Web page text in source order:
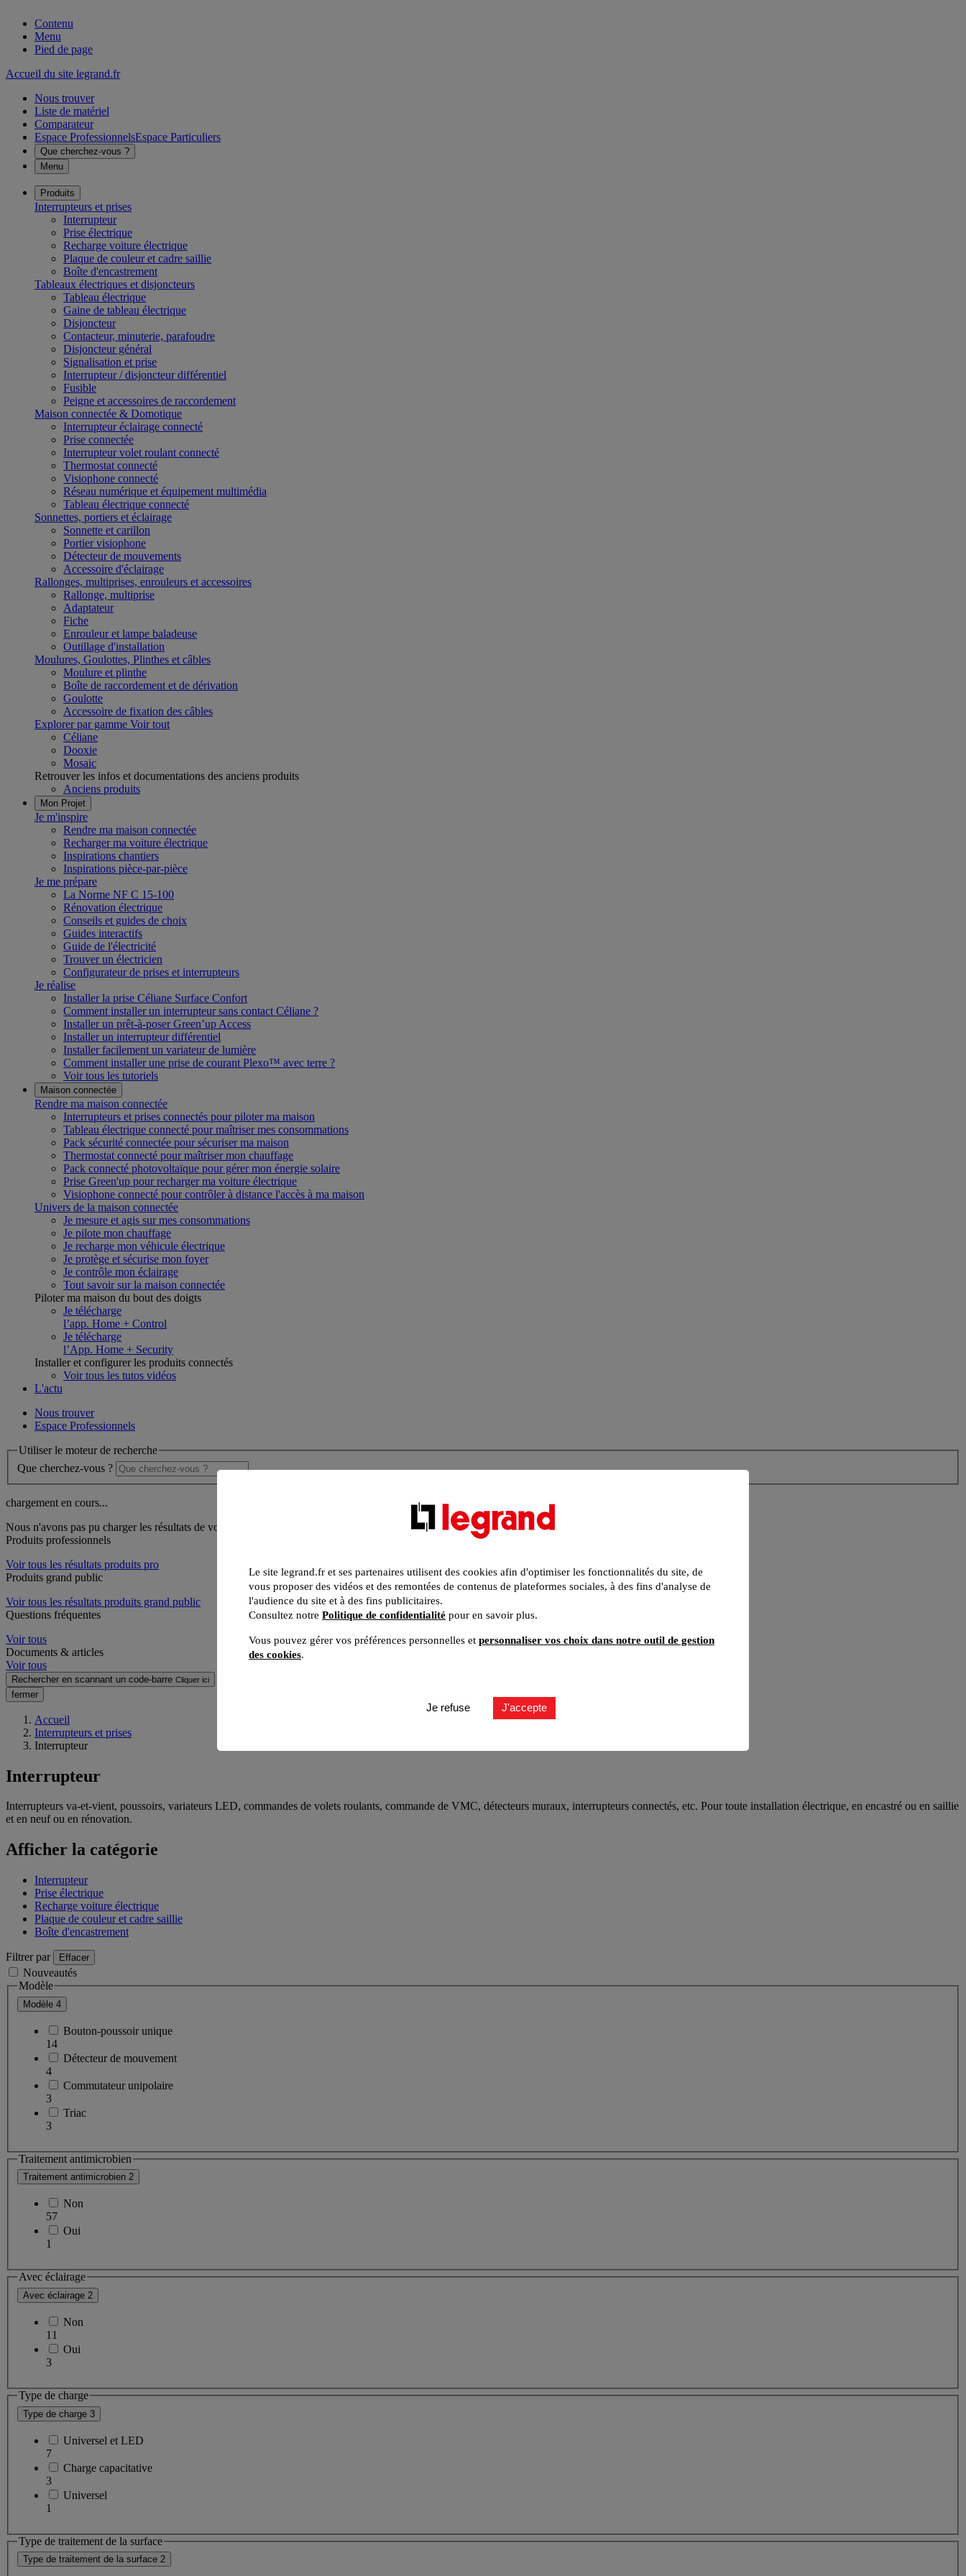
Contenu
Menu
Pied de page
Accueil du site legrand.fr
Nous trouver
Liste de matériel
Comparateur
Espace ProfessionnelsEspace Particuliers
Que cherchez-vous ?
Menu
Produits
Interrupteurs et prises
Interrupteur
Prise électrique
Recharge voiture électrique
Plaque de couleur et cadre saillie
Boîte d'encastrement
Tableaux électriques et disjoncteurs
Tableau électrique
Gaine de tableau électrique
Disjoncteur
Contacteur, minuterie, parafoudre
Disjoncteur général
Signalisation et prise
Interrupteur / disjoncteur différentiel
Fusible
Peigne et accessoires de raccordement
Maison connectée & Domotique
Interrupteur éclairage connecté
Prise connectée
Interrupteur volet roulant connecté
Thermostat connecté
Visiophone connecté
Réseau numérique et équipement multimédia
Tableau électrique connecté
Sonnettes, portiers et éclairage
Sonnette et carillon
Portier visiophone
Détecteur de mouvements
Accessoire d'éclairage
Rallonges, multiprises, enrouleurs et accessoires
Rallonge, multiprise
Adaptateur
Fiche
Enrouleur et lampe baladeuse
Outillage d'installation
Moulures, Goulottes, Plinthes et câbles
Moulure et plinthe
Boîte de raccordement et de dérivation
Goulotte
Accessoire de fixation des câbles
Explorer par gamme Voir tout
Céliane
Dooxie
Mosaic
Retrouver les infos et documentations des anciens produits
Anciens produits
Mon Projet
Je m'inspire
Rendre ma maison connectée
Recharger ma voiture électrique
Inspirations chantiers
Inspirations pièce-par-pièce
Je me prépare
La Norme NF C 15-100
Rénovation électrique
Conseils et guides de choix
Guides interactifs
Guide de l'électricité
Trouver un électricien
Configurateur de prises et interrupteurs
Je réalise
Installer la prise Céliane Surface Confort
Comment installer un interrupteur sans contact Céliane ?
Installer un prêt-à-poser Green’up Access
Installer un interrupteur différentiel
Installer facilement un variateur de lumière
Comment installer une prise de courant Plexo™ avec terre ?
Voir tous les tutoriels
Maison connectée
Rendre ma maison connectée
Interrupteurs et prises connectés pour piloter ma maison
Tableau électrique connecté pour maîtriser mes consommations
Pack sécurité connectée pour sécuriser ma maison
Thermostat connecté pour maîtriser mon chauffage
Pack connecté photovoltaïque pour gérer mon énergie solaire
Prise Green'up pour recharger ma voiture électrique
Visiophone connecté pour contrôler à distance l'accès à ma maison
Univers de la maison connectée
Je mesure et agis sur mes consommations
Je pilote mon chauffage
Je recharge mon véhicule électrique
Je protège et sécurise mon foyer
Je contrôle mon éclairage
Tout savoir sur la maison connectée
Piloter ma maison du bout des doigts
Je télécharge
l’app. Home + Control
Je télécharge
l’App. Home + Security
Installer et configurer les produits connectés
Voir tous les tutos vidéos
L'actu
Nous trouver
Espace Professionnels
Utiliser le moteur de recherche
Que cherchez-vous ?
chargement en cours...
Nous n'avons pas pu charger les résultats de votre recherche
Produits professionnels
Voir tous les résultats produits pro
Produits grand public
Voir tous les résultats produits grand public
Questions fréquentes
Voir tous
Documents & articles
Voir tous
Rechercher en scannant un code-barre Cliquer ici
fermer
Accueil
Interrupteurs et prises
Interrupteur
Interrupteur
Interrupteurs va-et-vient, poussoirs, variateurs LED, commandes de volets roulants, commande de VMC, détecteurs muraux, interrupteurs connectés, etc. Pour toute installation électrique, en encastré ou en saillie
et en neuf ou en rénovation.
Afficher la catégorie
Interrupteur
Prise électrique
Recharge voiture électrique
Plaque de couleur et cadre saillie
Boîte d'encastrement
Filtrer par Effacer
Nouveautés
Modèle
Modèle 4
Bouton-poussoir unique
14
Détecteur de mouvement
4
Commutateur unipolaire
3
Triac
3
Traitement antimicrobien
Traitement antimicrobien 2
Non
57
Oui
1
Avec éclairage
Avec éclairage 2
Non
11
Oui
3
Type de charge
Type de charge 3
Universel et LED
7
Charge capacitative
3
Universel
1
Type de traitement de la surface
Type de traitement de la surface 2
Le site legrand.fr et ses partenaires utilisent des cookies afin d'optimiser les fonctionnalités du site, de
vous proposer des vidéos et des remontées de contenus de plateformes sociales, à des fins d'analyse de
l'audience du site et à des fins publicitaires.
Consultez notre Politique de confidentialité pour en savoir plus.
Vous pouvez gérer vos préférences personnelles et personnaliser vos choix dans notre outil de gestion
des cookies.
Je refuse J'accepte